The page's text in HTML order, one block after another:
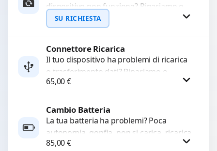
WhatsApp
dispositivo non funziona? Ripariamo o
sostituiamo fotocamere guaste con
problemi come immagini sfocate, messa
SU RICHIESTA
Richiedi Preventivo
Connettore Ricarica
Il tuo dispositivo ha problemi di ricarica
o trasferimento dati? Ripariamo o
sostituiamo connettori di ricarica guasti,
65,00€
Procedi
Cambio Batteria
La tua batteria ha problemi? Poca
autonomia, gonfia, non si carica, ricarica
lenta o cicli di ricarica esauriti?
85,00€